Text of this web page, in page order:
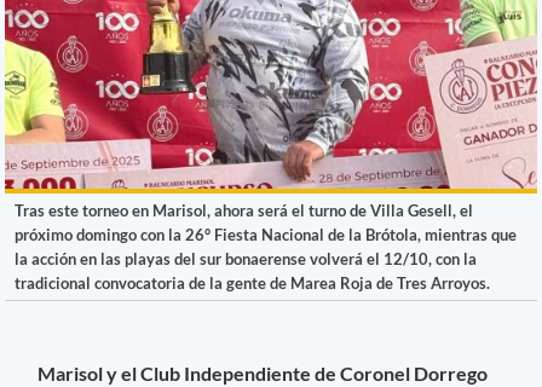
Tras este torneo en Marisol, ahora será el turno de Villa Gesell, el
próximo domingo con la 26° Fiesta Nacional de la Brótola, mientras que
la acción en las playas del sur bonaerense volverá el 12/10, con la
tradicional convocatoria de la gente de Marea Roja de Tres Arroyos.
Marisol y el Club Independiente de Coronel Dorrego